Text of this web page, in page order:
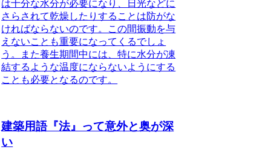
は十分な水分が必要になり、日光などに
さらされて乾燥したりすることは防がな
ければならないのです。この間振動を与
えないことも重要になってくるでしょ
う。また養生期間中には、特に水分が凍
結するような温度にならないようにする
ことも必要となるのです。
建築用語『法』って意外と奥が深
い